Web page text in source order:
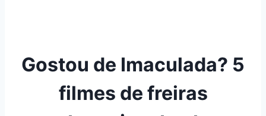
Gostou de Imaculada? 5
filmes de freiras